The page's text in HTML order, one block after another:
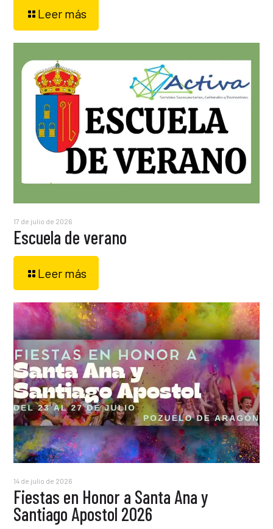
Leer más
17 de julio de 2026
Escuela de verano
Leer más
14 de julio de 2026
Fiestas en Honor a Santa Ana y
Santiago Apostol 2026